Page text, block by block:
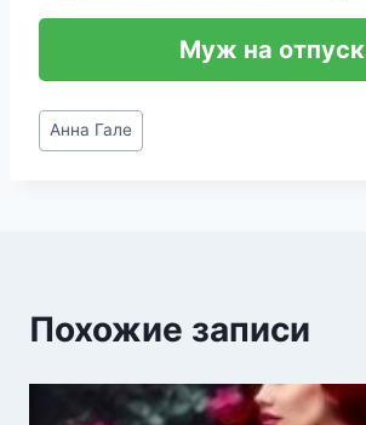
Муж на отпуск
Метки
записи:
Анна Гале
Похожие записи